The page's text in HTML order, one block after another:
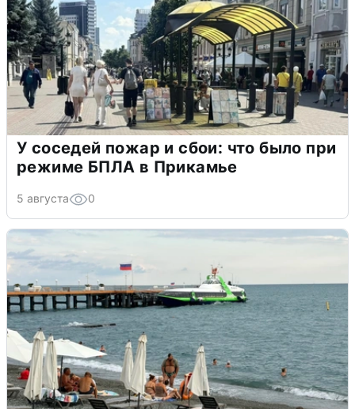
У соседей пожар и сбои: что было при
режиме БПЛА в Прикамье
5 августа 0